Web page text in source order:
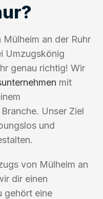
an der Ruhr
Umzugskönig
genau richtig! Wir
mit
Unser Ziel
und
von Mülheim an
dir einen
gehört eine